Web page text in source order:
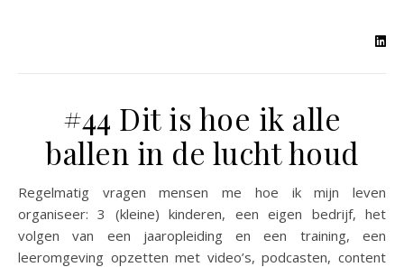
#44 Dit is hoe ik alle
ballen in de lucht houd
Regelmatig vragen mensen me hoe ik mijn leven
organiseer: 3 (kleine) kinderen, een eigen bedrijf, het
volgen van een jaaropleiding en een training, een
leeromgeving opzetten met video’s, podcasten, content